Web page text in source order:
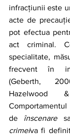
infracțiunii este
acte de
pot efectua
act criminal.
specialitate,
frecvent în
(Geberth,
Hazelwood
de înscenare
crimeiva fi